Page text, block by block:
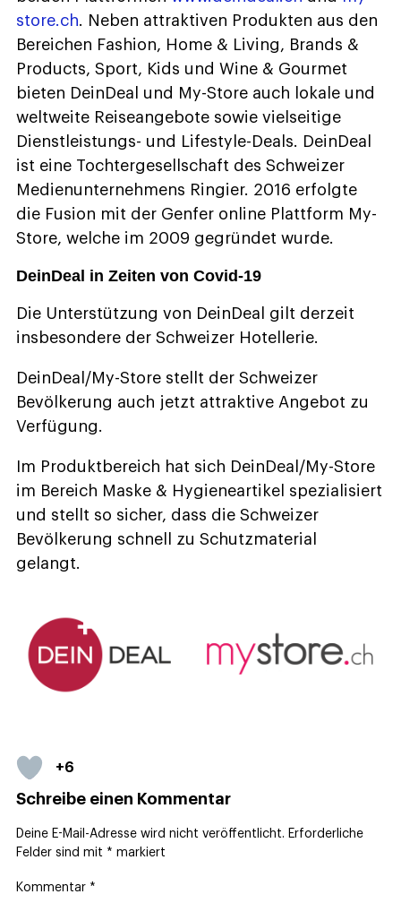
store.ch. Neben attraktiven Produkten aus den
Bereichen Fashion, Home & Living, Brands &
Products, Sport, Kids und Wine & Gourmet
bieten DeinDeal und My-Store auch lokale und
weltweite Reiseangebote sowie vielseitige
Dienstleistungs- und Lifestyle-Deals. DeinDeal
ist eine Tochtergesellschaft des Schweizer
Medienunternehmens Ringier. 2016 erfolgte
die Fusion mit der Genfer online Plattform My-
Store, welche im 2009 gegründet wurde.
DeinDeal in Zeiten von Covid-19
Die Unterstützung von DeinDeal gilt derzeit
insbesondere der Schweizer Hotellerie.
DeinDeal/My-Store stellt der Schweizer
Bevölkerung auch jetzt attraktive Angebot zu
Verfügung.
Im Produktbereich hat sich DeinDeal/My-Store
im Bereich Maske & Hygieneartikel spezialisiert
und stellt so sicher, dass die Schweizer
Bevölkerung schnell zu Schutzmaterial
gelangt.
+6
Schreibe einen Kommentar
Deine E-Mail-Adresse wird nicht veröffentlicht. Erforderliche
Felder sind mit * markiert
Kommentar *